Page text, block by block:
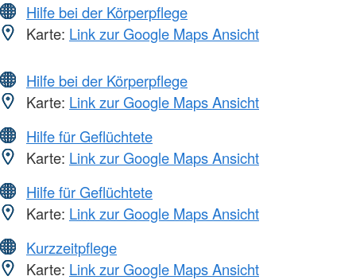
Hilfe bei der Körperpflege
Karte: Link zur Google Maps Ansicht
Hilfe bei der Körperpflege
Karte: Link zur Google Maps Ansicht
Hilfe für Geflüchtete
Karte: Link zur Google Maps Ansicht
Hilfe für Geflüchtete
Karte: Link zur Google Maps Ansicht
Kurzzeitpflege
Karte: Link zur Google Maps Ansicht